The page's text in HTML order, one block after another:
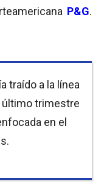
P&G.
traído a la línea
último trimestre
en el